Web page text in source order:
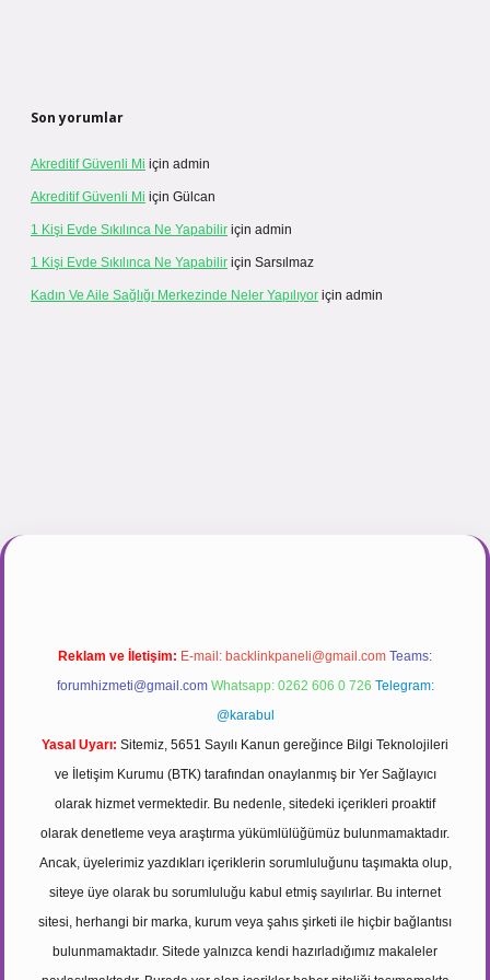
Son yorumlar
Akreditif Güvenli Mi için admin
Akreditif Güvenli Mi için Gülcan
1 Kişi Evde Sıkılınca Ne Yapabilir için admin
1 Kişi Evde Sıkılınca Ne Yapabilir için Sarsılmaz
Kadın Ve Aile Sağlığı Merkezinde Neler Yapılıyor için admin
Reklam ve İletişim: E-mail: backlinkpaneli@gmail.com Teams:
forumhizmeti@gmail.com Whatsapp: 0262 606 0 726 Telegram:
@karabul
Yasal Uyarı: Sitemiz, 5651 Sayılı Kanun gereğince Bilgi Teknolojileri
ve İletişim Kurumu (BTK) tarafından onaylanmış bir Yer Sağlayıcı
olarak hizmet vermektedir. Bu nedenle, sitedeki içerikleri proaktif
olarak denetleme veya araştırma yükümlülüğümüz bulunmamaktadır.
Ancak, üyelerimiz yazdıkları içeriklerin sorumluluğunu taşımakta olup,
siteye üye olarak bu sorumluluğu kabul etmiş sayılırlar. Bu internet
sitesi, herhangi bir marka, kurum veya şahıs şirketi ile hiçbir bağlantısı
bulunmamaktadır. Sitede yalnızca kendi hazırladığımız makaleler